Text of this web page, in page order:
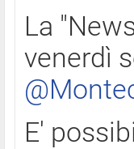
La
venerdì
E'